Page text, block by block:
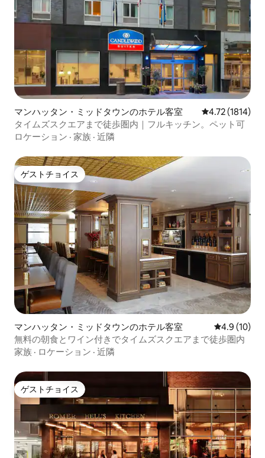
マンハッタン・ミッドタウンのホテル客室 レビュー1814
4.72 (1814)
タイムズスクエアまで徒歩圏内｜フルキッチン。ペット可
ロケーション · 家族 · 近隣
ゲストチョイス
ゲストチョイス
マンハッタン・ミッドタウンのホテル客室 レビュー10
4.9 (10)
無料の朝食とワイン付きでタイムズスクエアまで徒歩圏内
家族 · ロケーション · 近隣
ゲストチョイス
ゲストチョイス